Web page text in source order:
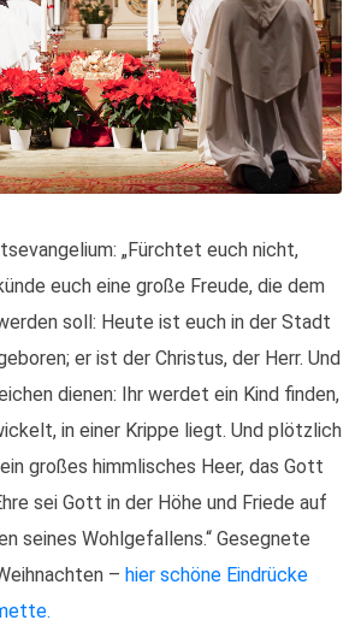
„Fürchtet euch nicht,
euch eine große Freude, die dem
soll: Heute ist euch in der Stadt
er ist der Christus, der Herr. Und
dienen: Ihr werdet ein Kind finden,
in einer Krippe liegt. Und plötzlich
großes himmlisches Heer, das Gott
sei Gott in der Höhe und Friede auf
seines Wohlgefallens.“ Gesegnete
– hier schöne Eindrücke